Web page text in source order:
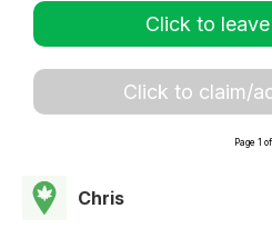
Click to
Click to claim/
Page 1 of
Chris